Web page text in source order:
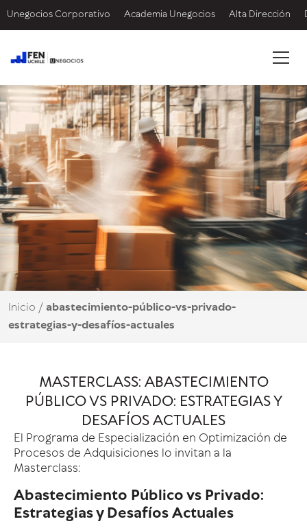
Unegocios Corporativo Academia Unegocios Alta Dirección
Inicio / abastecimiento-público-vs-privado-
estrategias-y-desafíos-actuales
MASTERCLASS: ABASTECIMIENTO
PÚBLICO VS PRIVADO: ESTRATEGIAS Y
DESAFÍOS ACTUALES
El Programa de Especialización en Optimización de
Procesos de Adquisiciones lo invitan a la
Masterclass:
Abastecimiento Público vs Privado:
Estrategias y Desafíos Actuales